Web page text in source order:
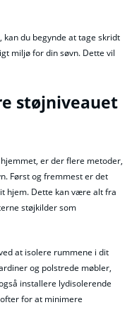
du begynde at tage skridt
miljø for din søvn. Dette vil
støjniveauet
er der flere metoder,
Først og fremmest er det
hjem. Dette kan være alt fra
støjkilder som
at isolere rummene i dit
og polstrede møbler,
installere lydisolerende
for at minimere